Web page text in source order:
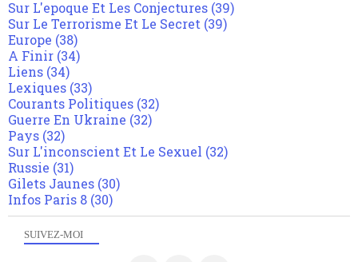
SUIVEZ-MOI
Sur L'epoque Et Les Conjectures (39)
Sur Le Terrorisme Et Le Secret (39)
Europe (38)
A Finir (34)
Liens (34)
Lexiques (33)
Courants Politiques (32)
Guerre En Ukraine (32)
Pays (32)
Sur L'inconscient Et Le Sexuel (32)
Russie (31)
Gilets Jaunes (30)
Infos Paris 8 (30)